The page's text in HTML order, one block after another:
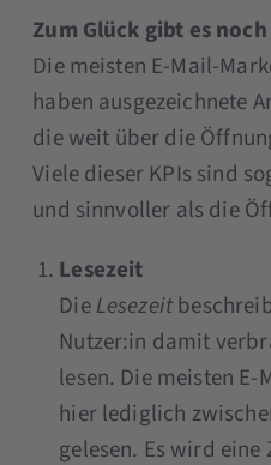
Zum Glück gibt es
Die meisten E-Mail-
haben ausgezeichnete
die weit über die
Viele dieser KPIs sind
und sinnvoller als die
Lesezeit
DieLesezeit
Nutzer:in damit
lesen. Die meisten
hier lediglich
gelesen. Es wird eine